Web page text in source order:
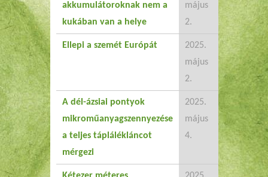
akkumulátoroknak nem a
kukában van a helye
május
2.
Ellepi a szemét Európát
2025.
május
2.
A dél-ázsiai pontyok
mikroműanyagszennyezése
a teljes táplálékláncot
mérgezi
2025.
május
4.